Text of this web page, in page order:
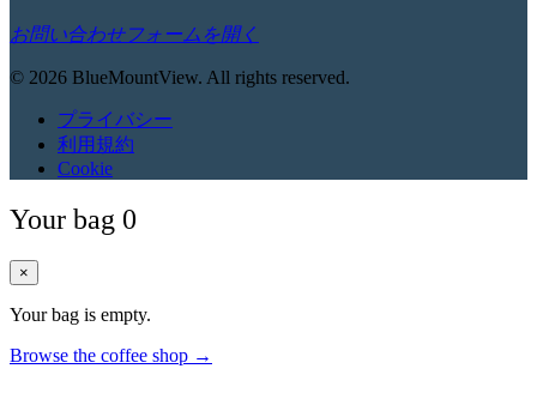
お問い合わせフォームを開く
© 2026 BlueMountView. All rights reserved.
プライバシー
利用規約
Cookie
Your bag 0
×
Your bag is empty.
Browse the coffee shop →